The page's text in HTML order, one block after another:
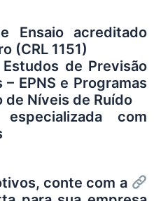
Ensaio acreditado
(CRL 1151)
de Previsão
EPNS e Programas
Níveis de Ruído
com
conte com a